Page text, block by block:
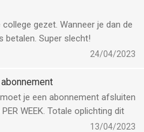
gezet. Wanneer je dan de
betalen. Super slecht!
24/04/2023
je een abonnement afsluiten
WEEK. Totale oplichting dit
13/04/2023